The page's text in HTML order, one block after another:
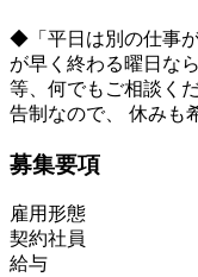
◆「平日は別の仕事
が早く終わる曜日な
等、何でもご相談く
告制なので、 休みも
募集要項
雇用形態
契約社員
給与